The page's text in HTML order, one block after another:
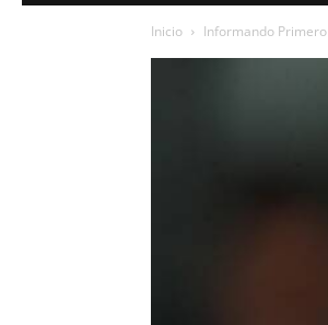
Inicio Informando Primero